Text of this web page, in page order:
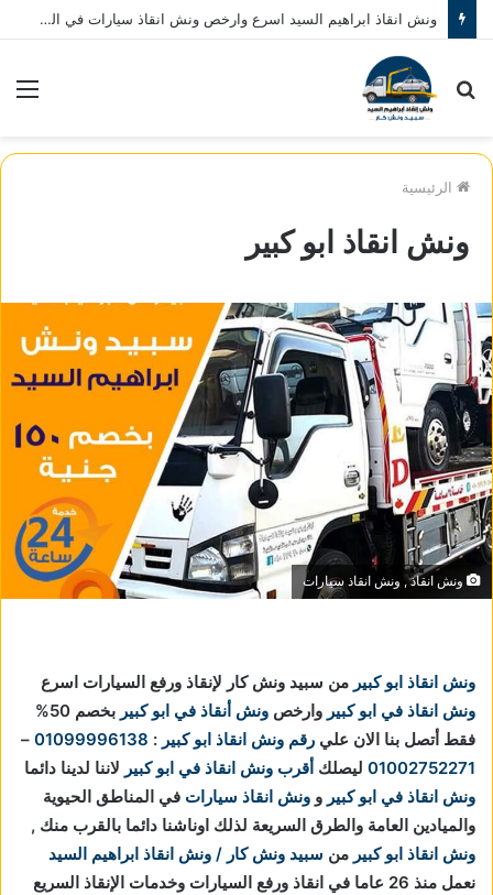
ونش انقاذ ابراهيم السيد اسرع وارخص ونش انقاذ سيارات في المنصورة نصلك في خلال 10 دقائق بحد اقصي اتصل بنا الان 01080793999
بحث
الرئيسية
ونش انقاذ ابو كبير
ونش انقاذ , ونش انقاذ سيارات
ونش انقاذ ابو كبير من سبيد ونش كار لإنقاذ ورفع السيارات اسرع
ونش انقاذ في ابو كبير وارخص ونش أنقاذ في ابو كبير
بخصم 50%
فقط أتصل بنا الان علي رقم ونش انقاذ ابو كبير :
01099996138
–
01002752271 ليصلك أقرب ونش انقاذ في ابو كبير لاننا لدينا دائما
ونش انقاذ في ابو كبير و ونش انقاذ سيارات في المناطق الحيوية
والميادين العامة والطرق السريعة لذلك اوناشنا دائما بالقرب منك ,
ونش انقاذ ابو كبير من سبيد ونش كار / ونش انقاذ ابراهيم السيد
نعمل منذ 26 عاما في انقاذ ورفع السيارات وخدمات الإنقاذ السريع